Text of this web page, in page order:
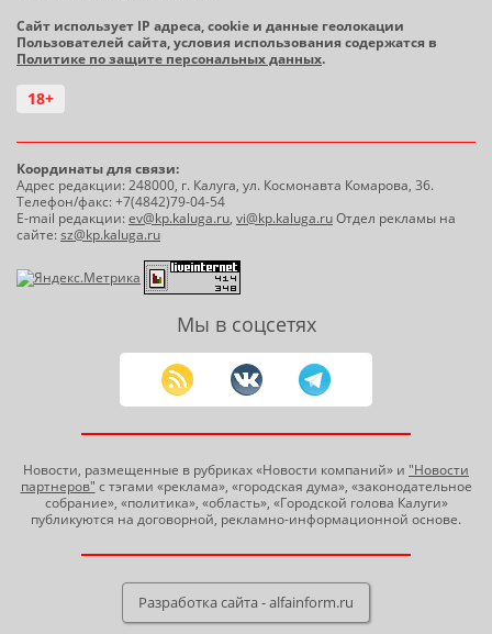
Сайт использует IP адреса, cookie и данные геолокации
Пользователей сайта, условия использования содержатся в
Политике по защите персональных данных.
18+
Координаты для связи:
Адрес редакции: 248000, г. Калуга, ул. Космонавта Комарова, 36.
Телефон/факс: +7(4842)79-04-54
E-mail редакции:ev@kp.kaluga.ru, vi@kp.kaluga.ruОтдел рекламы на
сайте:sz@kp.kaluga.ru
Мы в соцсетях
Новости, размещенные в рубриках «Новости компаний» и "Новости
партнеров" с тэгами «реклама», «городская дума», «законодательное
собрание», «политика», «область», «Городской голова Калуги»
публикуются на договорной, рекламно-информационной основе.
Разработка сайта - alfainform.ru